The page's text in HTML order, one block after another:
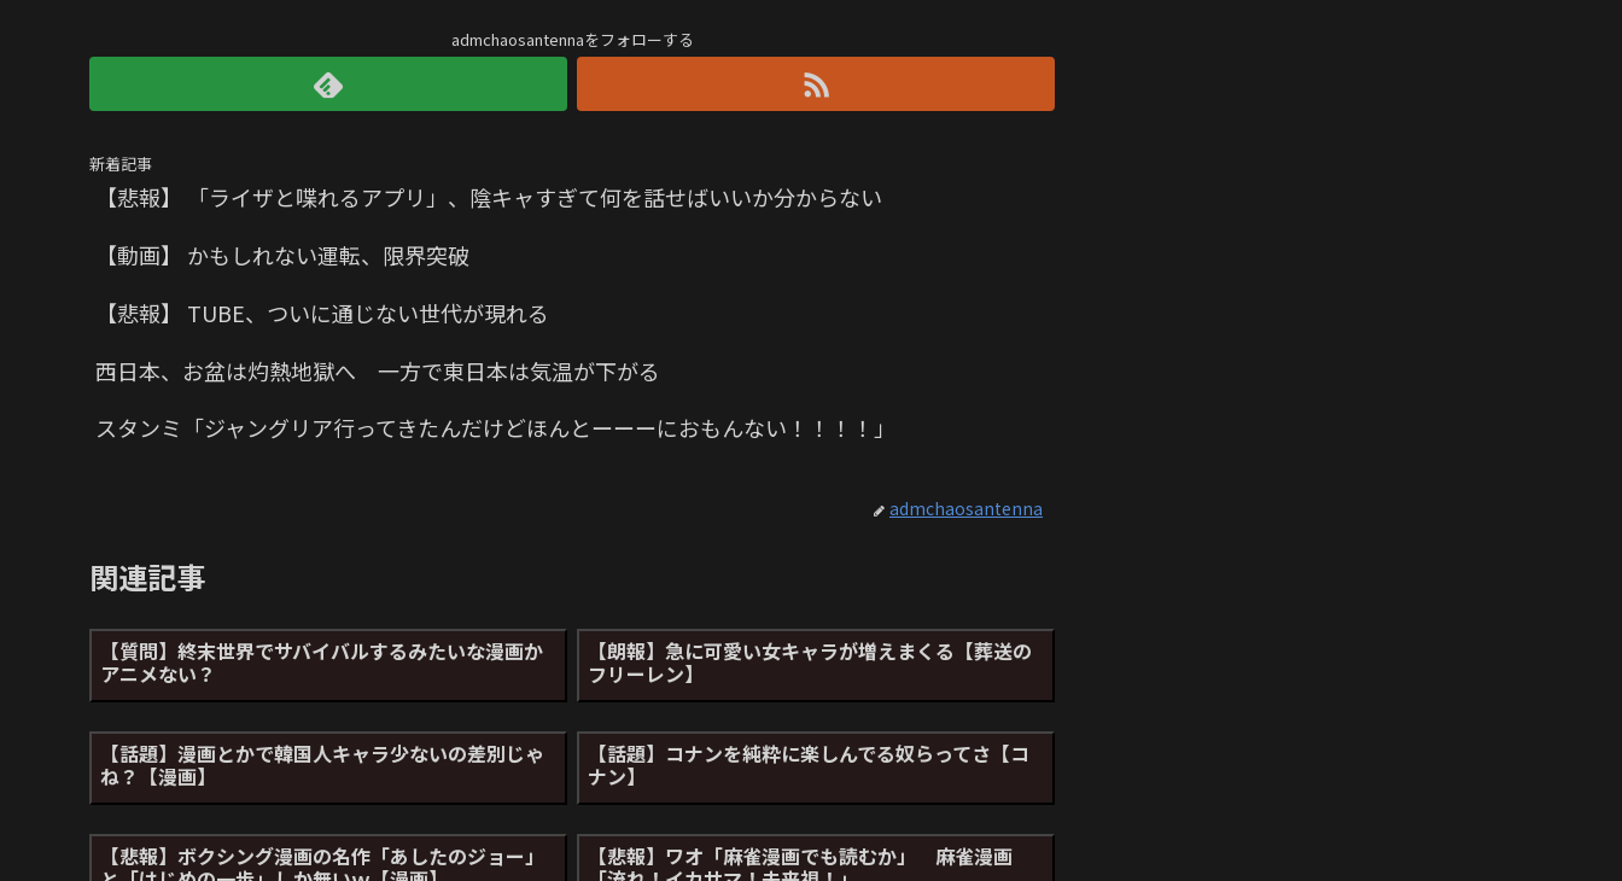
admchaosantennaをフォローする
新着記事
【悲報】 「ライザと喋れるアプリ」、陰キャすぎて何を話せばいいか分からない
【動画】 かもしれない運転、限界突破
【悲報】 TUBE、ついに通じない世代が現れる
西日本、お盆は灼熱地獄へ 一方で東日本は気温が下がる
スタンミ「ジャングリア行ってきたんだけどほんとーーーにおもんない！！！！」
admchaosantenna
関連記事
【質問】終末世界でサバイバルするみたいな漫画か
アニメない？
【朗報】急に可愛い女キャラが増えまくる【葬送の
フリーレン】
【話題】漫画とかで韓国人キャラ少ないの差別じゃ
ね？【漫画】
【話題】コナンを純粋に楽しんでる奴らってさ【コ
ナン】
【悲報】ボクシング漫画の名作「あしたのジョー」 【悲報】ワオ「麻雀漫画でも読むか」 麻雀漫画